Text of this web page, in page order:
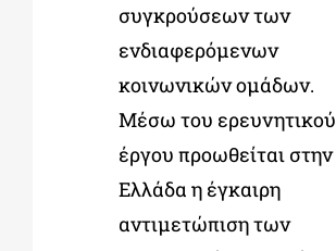
συγκρούσεων των
ενδιαφερόμενων
κοινωνικών ομάδων.
Μέσω του ερευνητικού
έργου προωθείται στην
Ελλάδα η έγκαιρη
αντιμετώπιση των